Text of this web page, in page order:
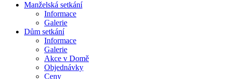
Manželská setkání
Informace
Galerie
Dům setkání
Informace
Galerie
Akce v Domě
Objed­návky
Ceny